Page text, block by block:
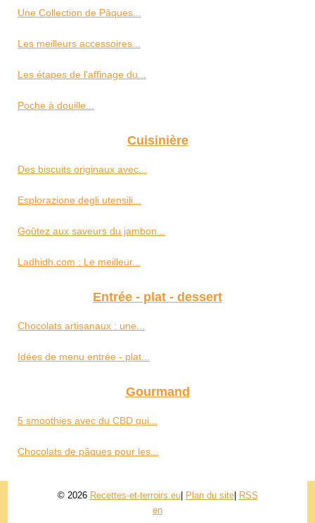
Une Collection de Pâques...
Les meilleurs accessoires...
Les étapes de l'affinage du...
Poche à douille...
Cuisinière
Des biscuits originaux avec...
Esplorazione degli utensili...
Goûtez aux saveurs du jambon...
Ladhidh.com : Le meilleur...
Entrée - plat - dessert
Chocolats artisanaux : une...
Idées de menu entrée - plat...
Gourmand
5 smoothies avec du CBD qui...
Chocolats de pâques pour les...
© 2026 Recettes-et-terroirs.eu| Plan du site| RSS
en